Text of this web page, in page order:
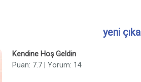
yeni
Kendine Hoş Geldin
Puan: 7.7 | Yorum: 14